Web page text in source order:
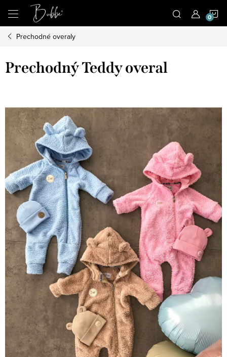
obsah
Prechodné overaly
Prechodný Teddy overal